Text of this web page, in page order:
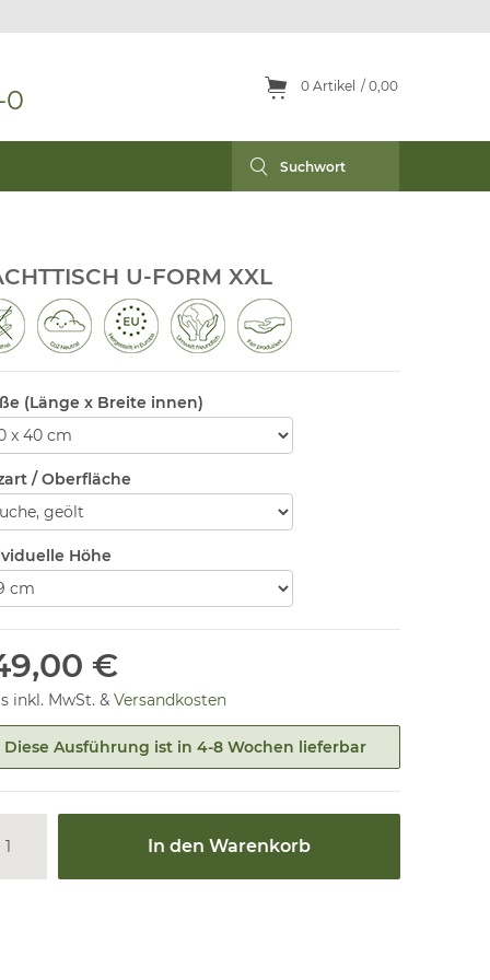
0 0 Artikel 0,00
U-FORM XXL
(Länge x Breite innen)
/ Oberfläche
Höhe
€
inkl. MwSt. & Versandkosten
Diese Ausführung ist in 4-8 Wochen lieferbar
In den Warenkorb